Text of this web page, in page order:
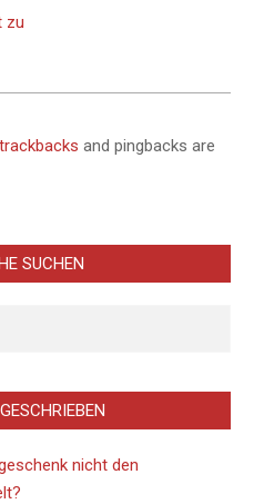
zu
trackbacks and pingbacks are
SUCHEN
nicht den